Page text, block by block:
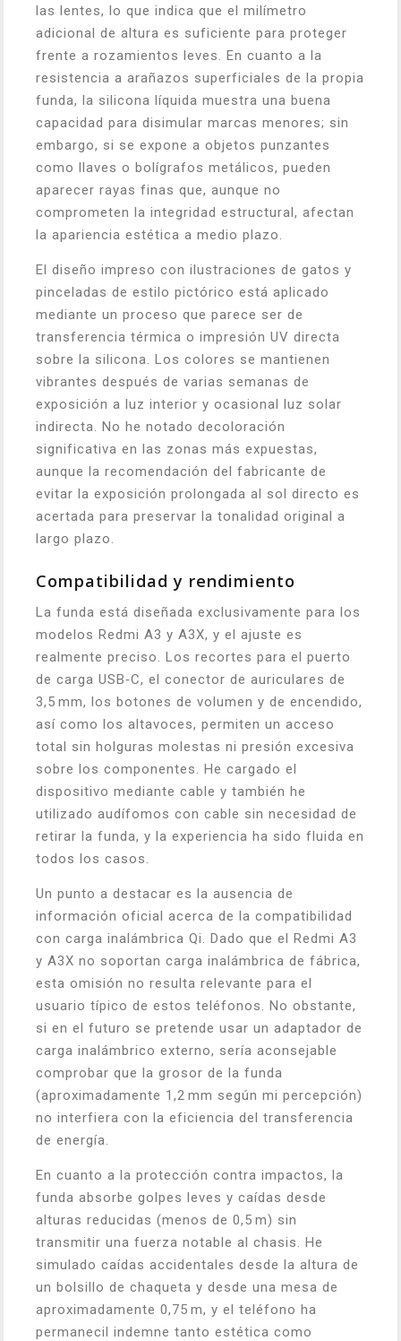
las lentes, lo que indica que el milímetro
adicional de altura es suficiente para proteger
frente a rozamientos leves. En cuanto a la
resistencia a arañazos superficiales de la propia
funda, la silicona líquida muestra una buena
capacidad para disimular marcas menores; sin
embargo, si se expone a objetos punzantes
como llaves o bolígrafos metálicos, pueden
aparecer rayas finas que, aunque no
comprometen la integridad estructural, afectan
la apariencia estética a medio plazo.
El diseño impreso con ilustraciones de gatos y
pinceladas de estilo pictórico está aplicado
mediante un proceso que parece ser de
transferencia térmica o impresión UV directa
sobre la silicona. Los colores se mantienen
vibrantes después de varias semanas de
exposición a luz interior y ocasional luz solar
indirecta. No he notado decoloración
significativa en las zonas más expuestas,
aunque la recomendación del fabricante de
evitar la exposición prolongada al sol directo es
acertada para preservar la tonalidad original a
largo plazo.
Compatibilidad y rendimiento
La funda está diseñada exclusivamente para los
modelos Redmi A3 y A3X, y el ajuste es
realmente preciso. Los recortes para el puerto
de carga USB‑C, el conector de auriculares de
3,5 mm, los botones de volumen y de encendido,
así como los altavoces, permiten un acceso
total sin holguras molestas ni presión excesiva
sobre los componentes. He cargado el
dispositivo mediante cable y también he
utilizado audífomos con cable sin necesidad de
retirar la funda, y la experiencia ha sido fluida en
todos los casos.
Un punto a destacar es la ausencia de
información oficial acerca de la compatibilidad
con carga inalámbrica Qi. Dado que el Redmi A3
y A3X no soportan carga inalámbrica de fábrica,
esta omisión no resulta relevante para el
usuario típico de estos teléfonos. No obstante,
si en el futuro se pretende usar un adaptador de
carga inalámbrico externo, sería aconsejable
comprobar que la grosor de la funda
(aproximadamente 1,2 mm según mi percepción)
no interfiera con la eficiencia del transferencia
de energía.
En cuanto a la protección contra impactos, la
funda absorbe golpes leves y caídas desde
alturas reducidas (menos de 0,5 m) sin
transmitir una fuerza notable al chasis. He
simulado caídas accidentales desde la altura de
un bolsillo de chaqueta y desde una mesa de
aproximadamente 0,75 m, y el teléfono ha
permanecil indemne tanto estética como